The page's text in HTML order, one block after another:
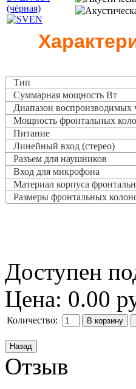
Тип
Суммарная мощность Вт
Диапазон воспроизводимых
Мощность фронтальных
Питание
Линейный вход (стерео)
Разъем для наушников
Вход для микрофона
Материал корпуса
Размеры фронтальных
Доступен
Цена: 0.00
Количество:
Отзыв